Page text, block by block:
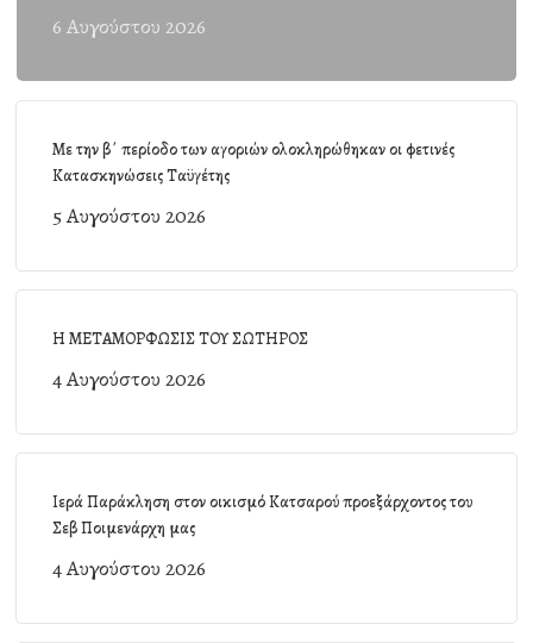
6 Αυγούστου 2026
Με την β΄ περίοδο των αγοριών ολοκληρώθηκαν οι φετινές
Κατασκηνώσεις Ταϋγέτης
5 Αυγούστου 2026
Η ΜΕΤΑΜΟΡΦΩΣΙΣ ΤΟΥ ΣΩΤΗΡΟΣ
4 Αυγούστου 2026
Ιερά Παράκληση στον οικισμό Κατσαρού προεξάρχοντος του
Σεβ Ποιμενάρχη μας
4 Αυγούστου 2026